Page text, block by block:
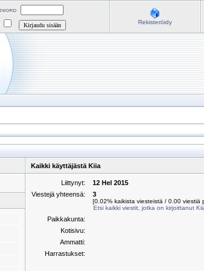
Rekisteröidy
Kaikki käyttäjästä Kiia
Liittynyt:
12 Hel 2015
Viestejä yhteensä:
3
[0.02% kaikista viesteistä / 0.00 viestiä
Etsi kaikki viestit, jotka on kirjoittanut
Paikkakunta:
Kotisivu:
Ammatti:
Harrastukset: